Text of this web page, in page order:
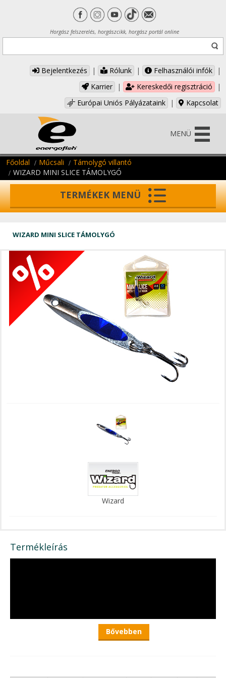
Horgász felszerelés, horgászcikk, horgász portál online
Bejelentkezés | Rólunk | Felhasználói infók
|
Karrier
| Kereskedői regisztráció
|
Európai Uniós Pályázataink
| Kapcsolat
MENÜ
Főoldal Műcsali
Támolygó villantó
WIZARD MINI SLICE TÁMOLYGÓ
TERMÉKEK MENÜ
WIZARD MINI SLICE TÁMOLYGÓ
Wizard
Termékleírás
Bővebben